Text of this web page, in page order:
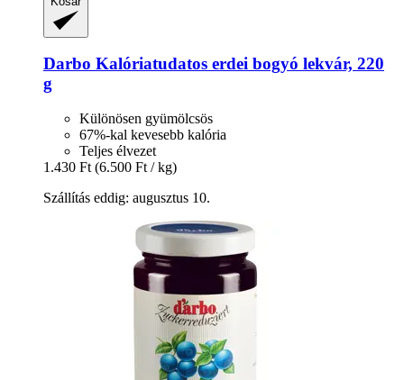
Darbo Kalóriatudatos erdei bogyó lekvár, 220
g
Különösen gyümölcsös
67%-kal kevesebb kalória
Teljes élvezet
1.430 Ft (6.500 Ft / kg)
Szállítás eddig: augusztus 10.